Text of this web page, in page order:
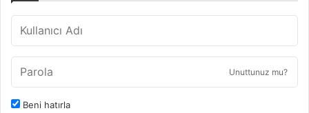
Unuttunuz mu?
Beni hatırla